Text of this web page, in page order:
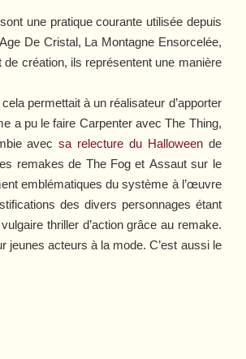
une pratique courante utilisée depuis
De Cristal, La Montagne Ensorcelée,
création, ils représentent une manière
permettait à un réalisateur d’apporter
a pu le faire Carpenter avecThe Thing,
avecsa relecture du Halloweende
remakes de The Fog et Assaut sur le
emblématiques du système à l’œuvre
des divers personnages étant
thriller d’action grâce au remake.
jeunes acteurs à la mode. C’est aussi le